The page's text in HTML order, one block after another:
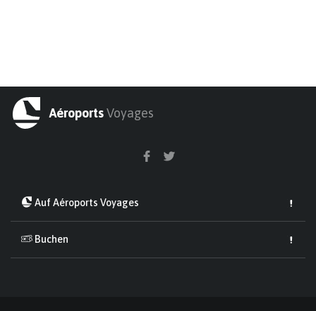
AéroportsVoyages
Auf Aéroports Voyages
Buchen